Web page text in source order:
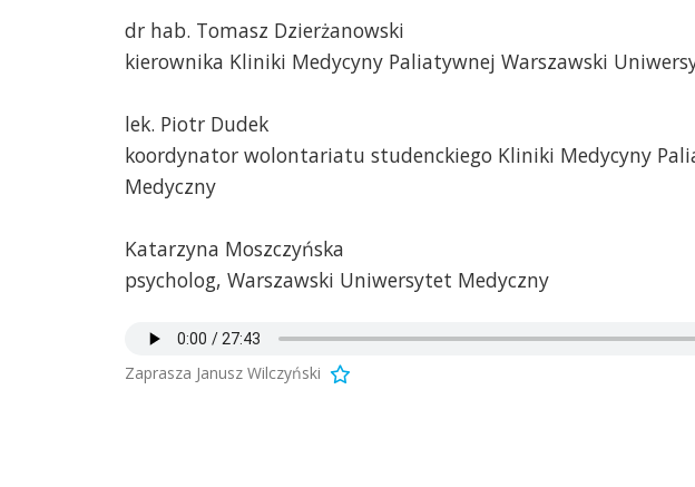
dr hab. Tomasz Dzierżanowski
kierownika Kliniki Medycyny Paliatywnej Warszawski
lek. Piotr Dudek
koordynator wolontariatu studenckiego Kliniki Medycyny
Medyczny
Katarzyna Moszczyńska
psycholog, Warszawski Uniwersytet Medyczny
Zaprasza Janusz Wilczyński